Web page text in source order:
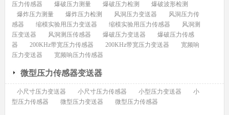
压力传感器
爆破压力测量 爆破压力检测
爆破波形检测
爆炸压力测量
爆炸压力检测 风洞压力变送器
风洞压力传
感器
缩模实验用压力变送器 缩模实验用压力传感器
风洞测
压变送器
风洞测压传感器 爆破压力变送器
爆破压力传感
器
200KHz带宽压力传感器 200KHz带宽压力变送器
宽频响
压力变送器
宽频响压力传感器
微型压力传感器变送器
小尺寸压力变送器 小尺寸压力传感器 小型压力变送器
小
型压力传感器
微型压力变送器 微型压力传感器